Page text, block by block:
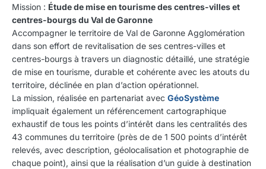
Mission : Étude de mise en tourisme des centres-villes et
centres-bourgs du Val de Garonne
Accompagner le territoire de Val de Garonne Agglomération
dans son effort de revitalisation de ses centres-villes et
centres-bourgs à travers un diagnostic détaillé, une stratégie
de mise en tourisme, durable et cohérente avec les atouts du
territoire, déclinée en plan d’action opérationnel.
La mission, réalisée en partenariat avec GéoSystème
impliquait également un référencement cartographique
exhaustif de tous les points d’intérêt dans les centralités des
43 communes du territoire (près de de 1 500 points d’intérêt
relevés, avec description, géolocalisation et photographie de
chaque point), ainsi que la réalisation d’un guide à destination